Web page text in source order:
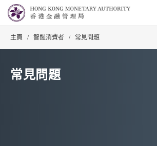
主頁 / 智醒消費者 / 常見問題
常見問題